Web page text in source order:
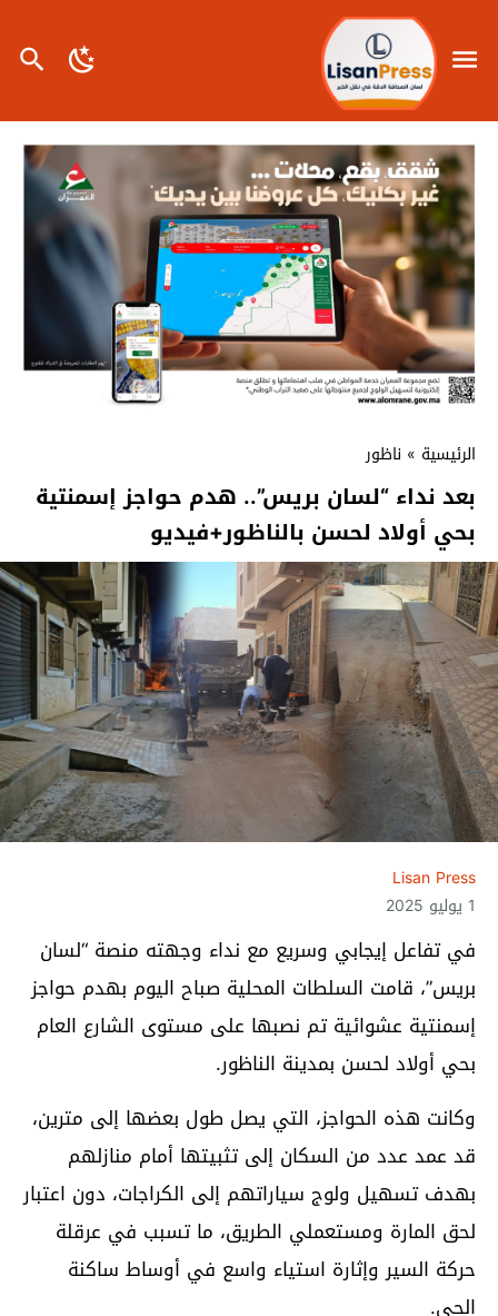
الرئيسية » ناظور
بعد نداء “لسان بريس”.. هدم حواجز إسمنتية
بحي أولاد لحسن بالناظور+فيديو
Lisan Press
1 يوليو 2025
في تفاعل إيجابي وسريع مع نداء وجهته منصة “لسان
بريس”، قامت السلطات المحلية صباح اليوم بهدم حواجز
إسمنتية عشوائية تم نصبها على مستوى الشارع العام
بحي أولاد لحسن بمدينة الناظور.
وكانت هذه الحواجز، التي يصل طول بعضها إلى مترين،
قد عمد عدد من السكان إلى تثبيتها أمام منازلهم
بهدف تسهيل ولوج سياراتهم إلى الكراجات، دون اعتبار
لحق المارة ومستعملي الطريق، ما تسبب في عرقلة
حركة السير وإثارة استياء واسع في أوساط ساكنة
الحي.